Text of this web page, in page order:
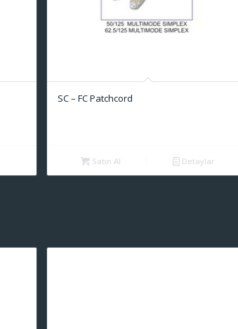
SC – FC Patchcord
Satın Al Detaylar